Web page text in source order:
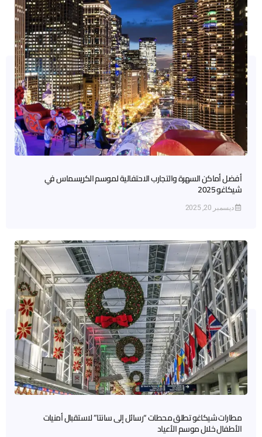
أفضل أماكن السهرة والتجارب الاحتفالية لموسم الكريسماس في
شيكاغو 2025
ديسمبر 20, 2025
مطارات شيكاغو تطلق محطات “رسائل إلى سانتا” لاستقبال أمنيات
الأطفال خلال موسم الأعياد